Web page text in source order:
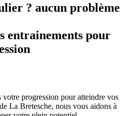
? aucun problème
entrainements pour
progression pour atteindre vos
La Bretesche, nous vous aidons à